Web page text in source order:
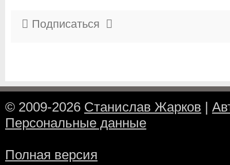
Подписаться
© 2009-2026 Станислав Жарков |
Персональные данные
Полная версия